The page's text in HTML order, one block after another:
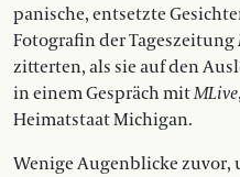
panische, entsetzte
Fotografin der Tages­zeitung
zitterten, als sie auf den
in einem Gespräch mitMLive
Heimatstaat Michigan.
Wenige Augenblicke zuvor,